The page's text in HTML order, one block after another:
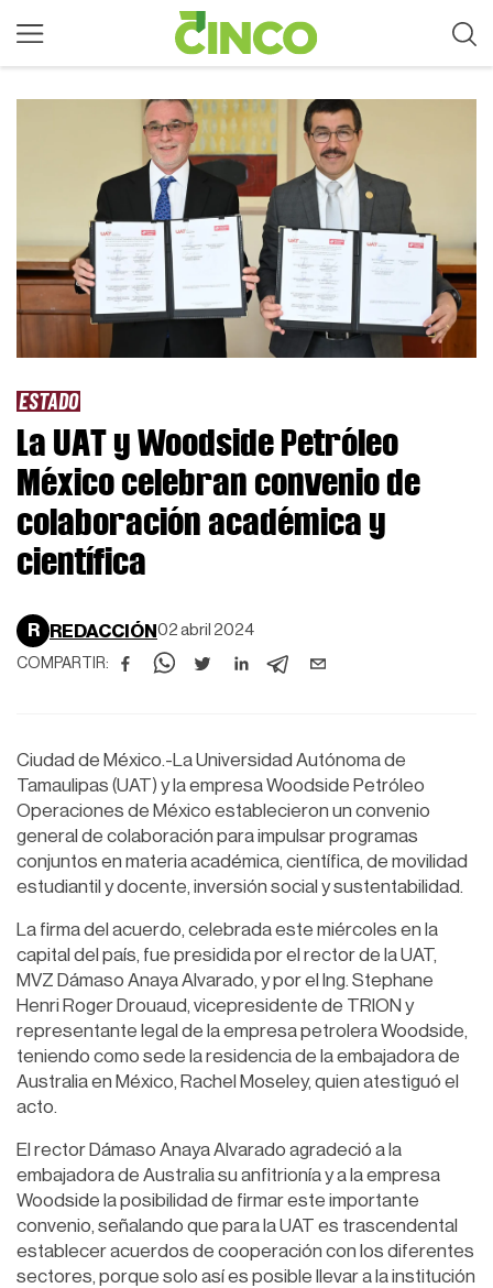
ESTADO
La UAT y Woodside Petróleo
México celebran convenio de
colaboración académica y
científica
R REDACCIÓN 02 abril 2024
COMPARTIR:
Ciudad de México.-La Universidad Autónoma de
Tamaulipas (UAT) y la empresa Woodside Petróleo
Operaciones de México establecieron un convenio
general de colaboración para impulsar programas
conjuntos en materia académica, científica, de movilidad
estudiantil y docente, inversión social y sustentabilidad.
La firma del acuerdo, celebrada este miércoles en la
capital del país, fue presidida por el rector de la UAT,
MVZ Dámaso Anaya Alvarado, y por el Ing. Stephane
Henri Roger Drouaud, vicepresidente de TRION y
representante legal de la empresa petrolera Woodside,
teniendo como sede la residencia de la embajadora de
Australia en México, Rachel Moseley, quien atestiguó el
acto.
El rector Dámaso Anaya Alvarado agradeció a la
embajadora de Australia su anfitrionía y a la empresa
Woodside la posibilidad de firmar este importante
convenio, señalando que para la UAT es trascendental
establecer acuerdos de cooperación con los diferentes
sectores, porque solo así es posible llevar a la institución